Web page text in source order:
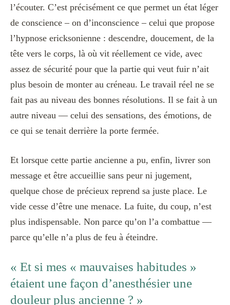
l’écouter. C’est précisément ce que permet un état léger
de conscience – on d’inconscience – celui que propose
l’hypnose ericksonienne : descendre, doucement, de la
tête vers le corps, là où vit réellement ce vide, avec
assez de sécurité pour que la partie qui veut fuir n’ait
plus besoin de monter au créneau. Le travail réel ne se
fait pas au niveau des bonnes résolutions. Il se fait à un
autre niveau — celui des sensations, des émotions, de
ce qui se tenait derrière la porte fermée.
Et lorsque cette partie ancienne a pu, enfin, livrer son
message et être accueillie sans peur ni jugement,
quelque chose de précieux reprend sa juste place. Le
vide cesse d’être une menace. La fuite, du coup, n’est
plus indispensable. Non parce qu’on l’a combattue —
parce qu’elle n’a plus de feu à éteindre.
« Et si mes « mauvaises habitudes »
étaient une façon d’anesthésier une
douleur plus ancienne ? »